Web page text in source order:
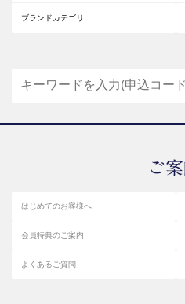
ブランドカテゴリ
はじめてのお客様へ
会員特典のご案内
よくあるご質問